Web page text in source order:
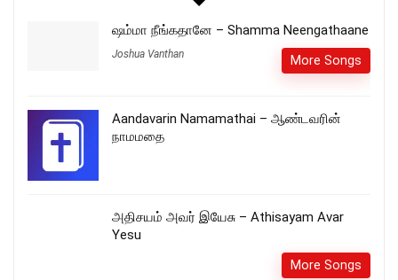
ஷம்மா நீங்கதானே – Shamma Neengathaane
Joshua Vanthan More Songs
Aandavarin Namamathai – ஆண்டவரின்
நாமமதை
அதிசயம் அவர் இயேசு – Athisayam Avar
Yesu
More Songs